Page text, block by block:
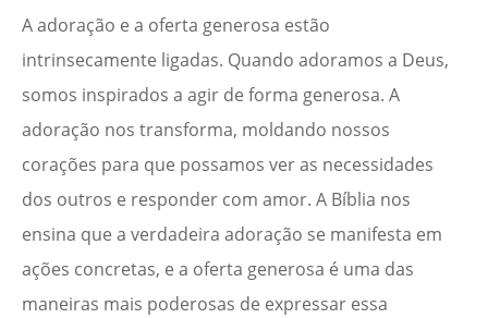
A adoração e a oferta generosa estão
intrinsecamente ligadas. Quando adoramos a Deus,
somos inspirados a agir de forma generosa. A
adoração nos transforma, moldando nossos
corações para que possamos ver as necessidades
dos outros e responder com amor. A Bíblia nos
ensina que a verdadeira adoração se manifesta em
ações concretas, e a oferta generosa é uma das
maneiras mais poderosas de expressar essa